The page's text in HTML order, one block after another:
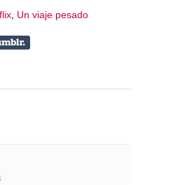
Un viaje pesado